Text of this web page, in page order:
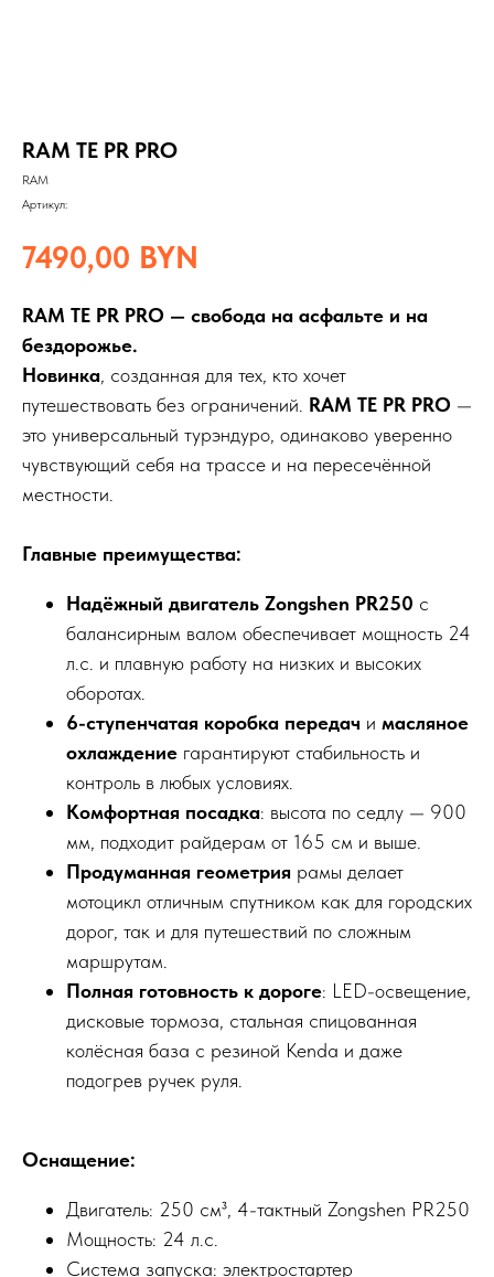
RAM TE PR PRO
RAM
Артикул:
7490,00 BYN
RAM TE PR PRO — свобода на асфальте и на
бездорожье.
Новинка, созданная для тех, кто хочет
путешествовать без ограничений. RAM TE PR PRO —
это универсальный турэндуро, одинаково уверенно
чувствующий себя на трассе и на пересечённой
местности.
Главные преимущества:
Надёжный двигатель Zongshen PR250 с
балансирным валом обеспечивает мощность 24
л.с. и плавную работу на низких и высоких
оборотах.
6-ступенчатая коробка передач и масляное
охлаждение гарантируют стабильность и
контроль в любых условиях.
Комфортная посадка: высота по седлу — 900
мм, подходит райдерам от 165 см и выше.
Продуманная геометрия рамы делает
мотоцикл отличным спутником как для городских
дорог, так и для путешествий по сложным
маршрутам.
Полная готовность к дороге: LED-освещение,
дисковые тормоза, стальная спицованная
колёсная база с резиной Kenda и даже
подогрев ручек руля.
Оснащение:
Двигатель: 250 см³, 4-тактный Zongshen PR250
Мощность: 24 л.с.
Система запуска: электростартер